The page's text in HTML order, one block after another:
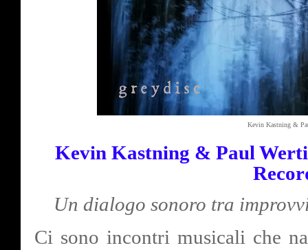
Kevin Kastning &
Kevin Kastning & Paul
Un dialogo sonoro tra
Ci sono incontri musicali che